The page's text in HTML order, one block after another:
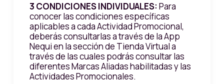
3 CONDICIONES INDIVIDUALES: Para
conocer las condiciones específicas
aplicables a cada Actividad Promocional,
deberás consultarlas a través de la App
Nequi en la sección de Tienda Virtual a
través de las cuales podrás consultar las
diferentes Marcas Aliadas habilitadas y las
Actividades Promocionales.